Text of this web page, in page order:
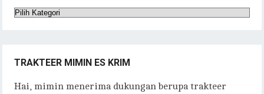
Kategori
TRAKTEER MIMIN ES KRIM
Hai, mimin menerima dukungan berupa trakteer